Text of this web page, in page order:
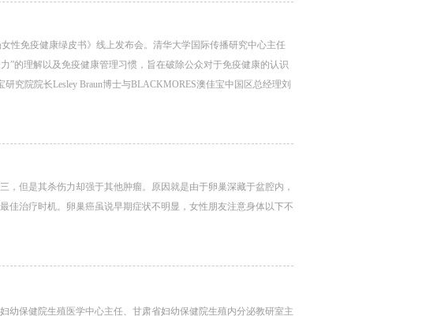
性免疫健康绿皮书》线上发布会。清华大学国际传播研究中心主任
”的理解以及免疫健康管理习惯，旨在破除公众对于免疫健康的认识
究院院长Lesley Braun博士与BLACKMORES澳佳宝中国区总经理刘
，但是其杀伤力却强于其他肿瘤。原因就是由于卵巢深藏于盆腔内，
佳治疗时机。卵巢癌虽说早期症状不明显，女性朋友注意身体以下不
幼保健院生殖医学中心主任、甘肃省妇幼保健院生殖内分泌教研室主